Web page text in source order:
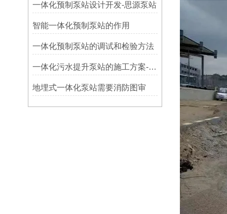
一体化预制泵站设计开发-思源泵站
智能一体化预制泵站的作用
​一体化预制泵站的调试和检验方法
一体化污水提升泵站的施工方案-思源
地埋式一体化泵站需要消防图审